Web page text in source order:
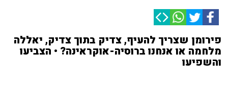
פירומן שצריך להעיף, צדיק בתוך צדיק, יאללה
מלחמה או אנחנו ברוסיה-אוקראינה? • הצביעו
והשפיעו